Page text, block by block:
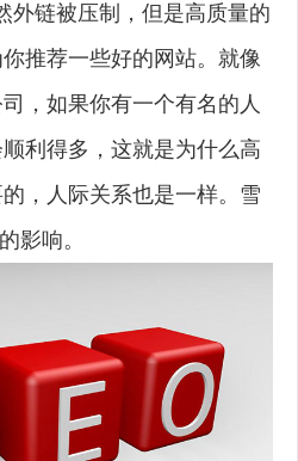
外链被压制，但是高质量的
推荐一些好的网站。就像
，如果你有一个有名的人
利得多，这就是为什么高
，人际关系也是一样。雪
影响。